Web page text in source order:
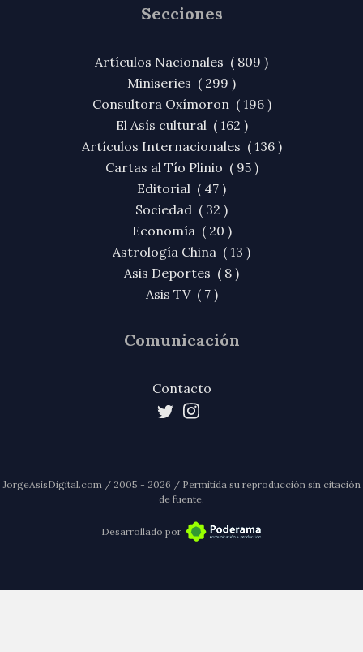
Secciones
Artículos Nacionales ( 809 )
Miniseries ( 299 )
Consultora Oxímoron ( 196 )
El Asís cultural ( 162 )
Artículos Internacionales ( 136 )
Cartas al Tío Plinio ( 95 )
Editorial ( 47 )
Sociedad ( 32 )
Economía ( 20 )
Astrología China ( 13 )
Asis Deportes ( 8 )
Asis TV ( 7 )
Comunicación
Contacto
JorgeAsisDigital.com / 2005 - 2026 / Permitida su reproducción sin citación
de fuente.
Desarrollado por